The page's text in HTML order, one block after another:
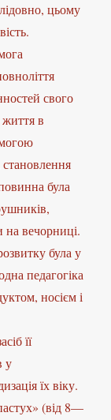
цьому
свого
життя в
становлення
була
на вечорниці.
була у
педагогіка
носієм і
її
у
їх віку.
(від 8—